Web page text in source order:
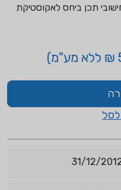
תכן ביחס לאקוסטיקת
31/12/